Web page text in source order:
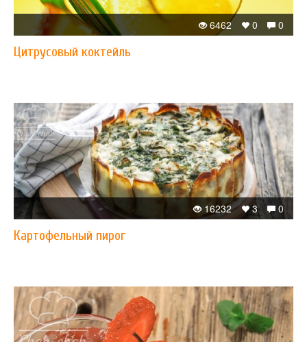
0
0
6462
Цитрусовый коктейль
0
3
16232
Картофельный пирог